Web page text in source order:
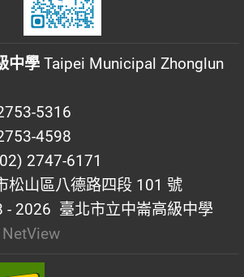
中學 Taipei Municipal Zhonglun
5316
4598
2747-6171
松山區八德路四段 101 號
- 2026 臺北市立中崙高級中學
NetView